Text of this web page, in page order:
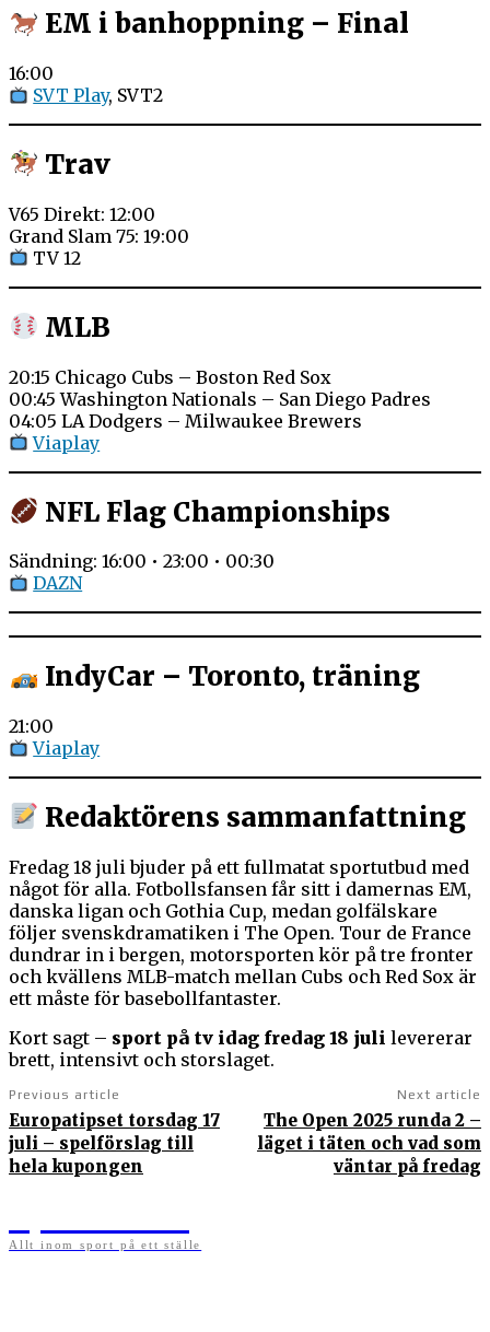
EM i banhoppning – Final
16:00
SVT Play, SVT2
Trav
V65 Direkt: 12:00
Grand Slam 75: 19:00
TV 12
MLB
20:15 Chicago Cubs – Boston Red Sox
00:45 Washington Nationals – San Diego Padres
04:05 LA Dodgers – Milwaukee Brewers
Viaplay
NFL Flag Championships
Sändning: 16:00 • 23:00 • 00:30
DAZN
IndyCar – Toronto, träning
21:00
Viaplay
Redaktörens sammanfattning
Fredag 18 juli bjuder på ett fullmatat sportutbud med
något för alla. Fotbollsfansen får sitt i damernas EM,
danska ligan och Gothia Cup, medan golfälskare
följer svenskdramatiken i The Open. Tour de France
dundrar in i bergen, motorsporten kör på tre fronter
och kvällens MLB-match mellan Cubs och Red Sox är
ett måste för basebollfantaster.
Kort sagt – sport på tv idag fredag 18 juli levererar
brett, intensivt och storslaget.
Previous article
Europatipset torsdag 17
juli – spelförslag till
hela kupongen
Next article
The Open 2025 runda 2 –
läget i täten och vad som
väntar på fredag
Allt inom sport på ett ställe